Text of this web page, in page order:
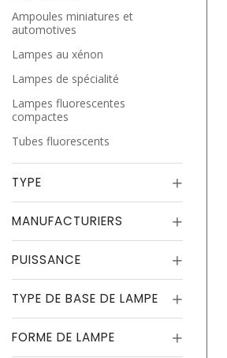
Ampoules miniatures et
automotives
Lampes au xénon
Lampes de spécialité
Lampes fluorescentes
compactes
Tubes fluorescents
TYPE
MANUFACTURIERS
PUISSANCE
TYPE DE BASE DE LAMPE
FORME DE LAMPE